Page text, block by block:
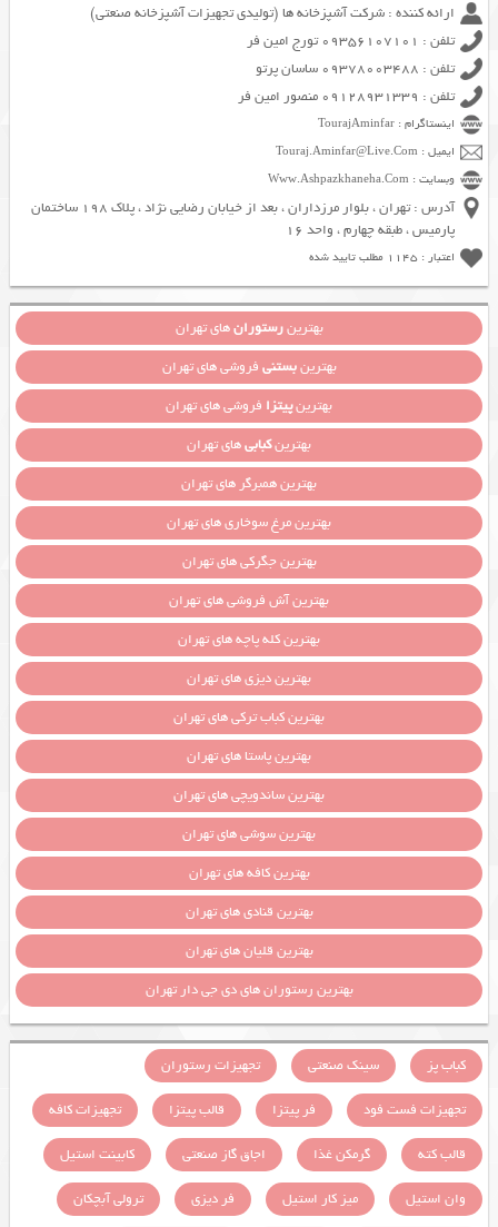
ارائه کننده : شرکت آشپزخانه ها (تولیدی تجهیزات آشپزخانه صنعتی)
تلفن : 09356107101 تورج امین فر
تلفن : 09378003488 ساسان پرتو
تلفن : 09128931339 منصور امین فر
اینستاگرام : TourajAminfar
ایمیل : Touraj.Aminfar@Live.Com
وبسایت : Www.Ashpazkhaneha.Com
آدرس : تهران ، بلوار مرزداران ، بعد از خیابان رضایی نژاد ، پلاک 198 ساختمان
پارمیس ، طبقه چهارم ، واحد 16
اعتبار : 1145 مطلب تایید شده
بهترینرستورانهای تهران
بهترینبستنی فروشی های تهران
بهترینپیتزا فروشی های تهران
بهترینکبابیهای تهران
بهترین همبرگر های تهران
بهترین مرغ سوخاری های تهران
بهترین جگرکی های تهران
بهترین آش فروشی های تهران
بهترین کله پاچه های تهران
بهترین دیزی های تهران
بهترین کباب ترکی های تهران
بهترین پاستا های تهران
بهترین ساندویچی های تهران
بهترین سوشی های تهران
بهترین کافه های تهران
بهترین قنادی های تهران
بهترین قلیان های تهران
بهترین رستوران های دی جی دار تهران
کباب پز سینک صنعتی
تجهیزات رستوران
تجهیزات فست فود
فر پیتزا قالب پیتزا
تجهیزات کافه
قالب کته
گرمکن غذا اجاق گاز صنعتی
کابینت استیل
وان استیل
میز کار استیل فر دیزی
ترولی آبچکان